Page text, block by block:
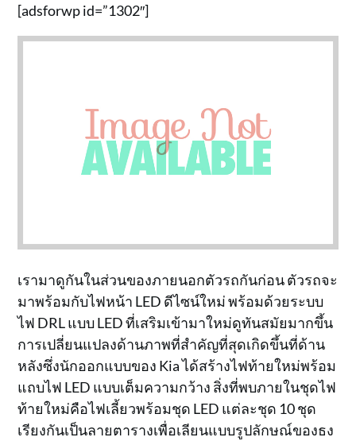
[adsforwp id=”1302″]
เรามาดูกันในส่วนของภายนอกตัวรถกันก่อน ตัวรถจะ
มาพร้อมกับไฟหน้า LED ดีไซน์ใหม่ พร้อมด้วยระบบ
ไฟ DRL แบบ LED ที่เสริมเข้ามาใหม่ดูทันสมัยมากขึ้น
การเปลี่ยนแปลงด้านภาพที่สำคัญที่สุดเกิดขึ้นที่ด้าน
หลังซึ่งนักออกแบบของ Kia ได้สร้างไฟท้ายใหม่พร้อม
แถบไฟ LED แบบเต็มความกว้าง สิ่งที่พบภายในชุดไฟ
ท้ายใหม่คือไฟเลี้ยวพร้อมชุด LED แต่ละชุด 10 ชุด
เรียงกันเป็นลายตารางเพื่อเลียนแบบรูปลักษณ์ของธง